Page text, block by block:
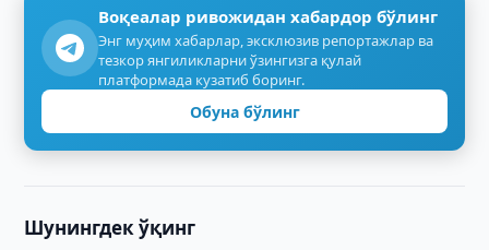
Воқеалар ривожидан хабардор бўлинг
Энг муҳим хабарлар, эксклюзив репортажлар ва
тезкор янгиликларни ўзингизга қулай
платформада кузатиб боринг.
Обуна бўлинг
Шунингдек ўқинг